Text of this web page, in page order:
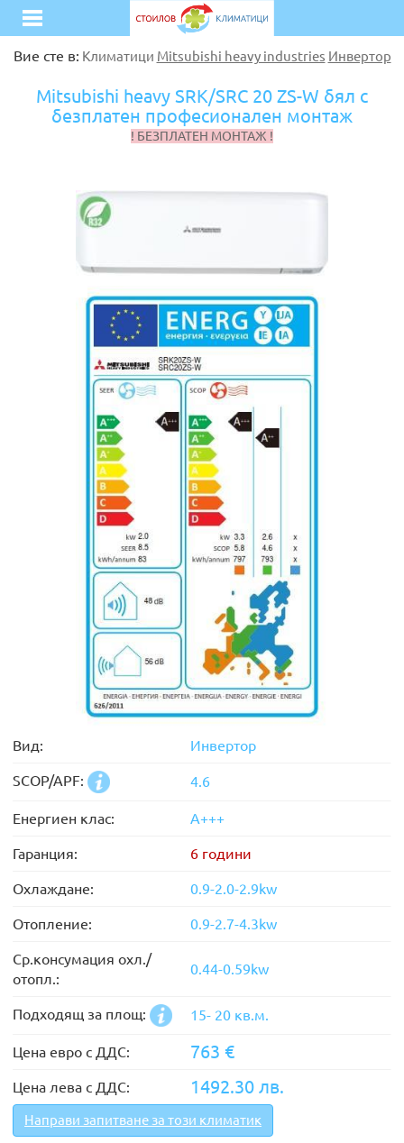
Вие сте в: Климатици Mitsubishi heavy industries Инвертор
Mitsubishi heavy SRK/SRC 20 ZS-W бял с
безплатен професионален монтаж
! БЕЗПЛАТЕН МОНТАЖ !
Вид: Инвертор
SCOP/APF: 4.6
Енергиен клас: А+++
Гаранция: 6 години
Охлаждане: 0.9-2.0-2.9kw
Отопление: 0.9-2.7-4.3kw
Ср.консумация охл./
отопл.:
0.44-0.59kw
Подходящ за площ: 15- 20 кв.м.
Цена евро с ДДС: 763 €
Цена лева с ДДС: 1492.30 лв.
Направи запитване за този климатик